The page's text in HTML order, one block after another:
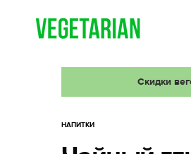
Скидки
НАПИТКИ